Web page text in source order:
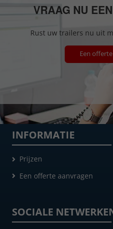
VRAAG NU
Rust uw trailers nu uit
Een
INFORMATIE
Prijzen
Een offerte aanvragen
SOCIALE